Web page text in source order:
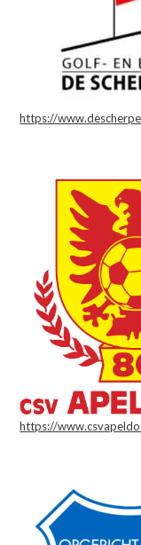
https://
https://